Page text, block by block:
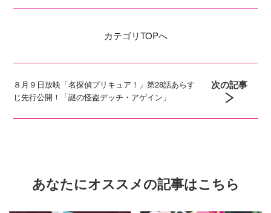
カテゴリTOPへ
８月９日放映「名探偵プリキュア！」第28話あらす
じ先行公開！「謎の怪盗デッチ・アゲイン」
次の記事
あなたにオススメの記事はこちら